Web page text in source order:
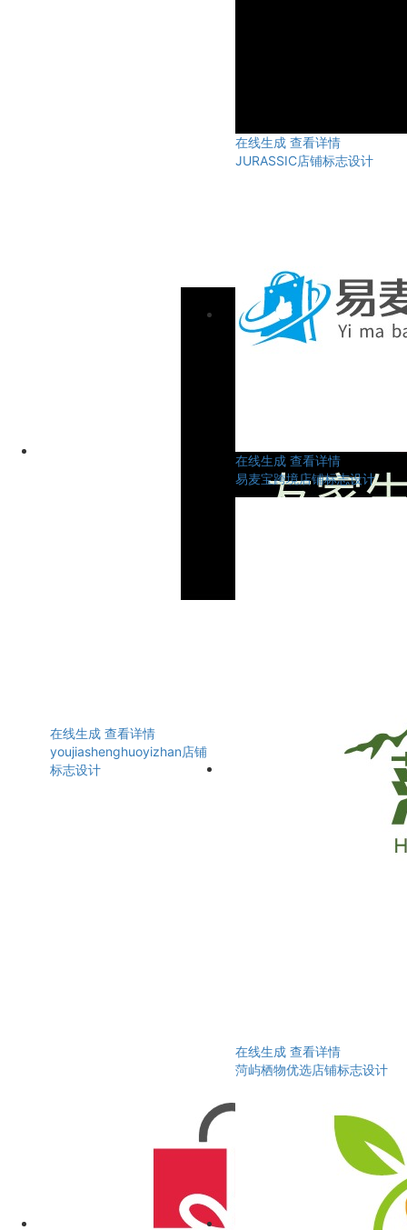
在线生成 查看详情
JURASSIC店铺标志设计
在线生成 查看详情
youjiashenghuoyizhan店铺
标志设计
在线生成 查看详情
易麦宝跨境店铺标志设计
在线生成 查看详情
菏屿栖物优选店铺标志设计